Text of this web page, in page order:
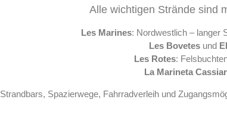
Alle wichtigen Strände sind
Les Marines: Nordwestlich – langer
Les Bovetesund
Les Rotes:
La Marineta
Strandbars, Spazierwege, Fahrradverleih und